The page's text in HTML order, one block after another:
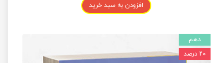
افزودن به سبد خرید
دهم
۲۰ درصد